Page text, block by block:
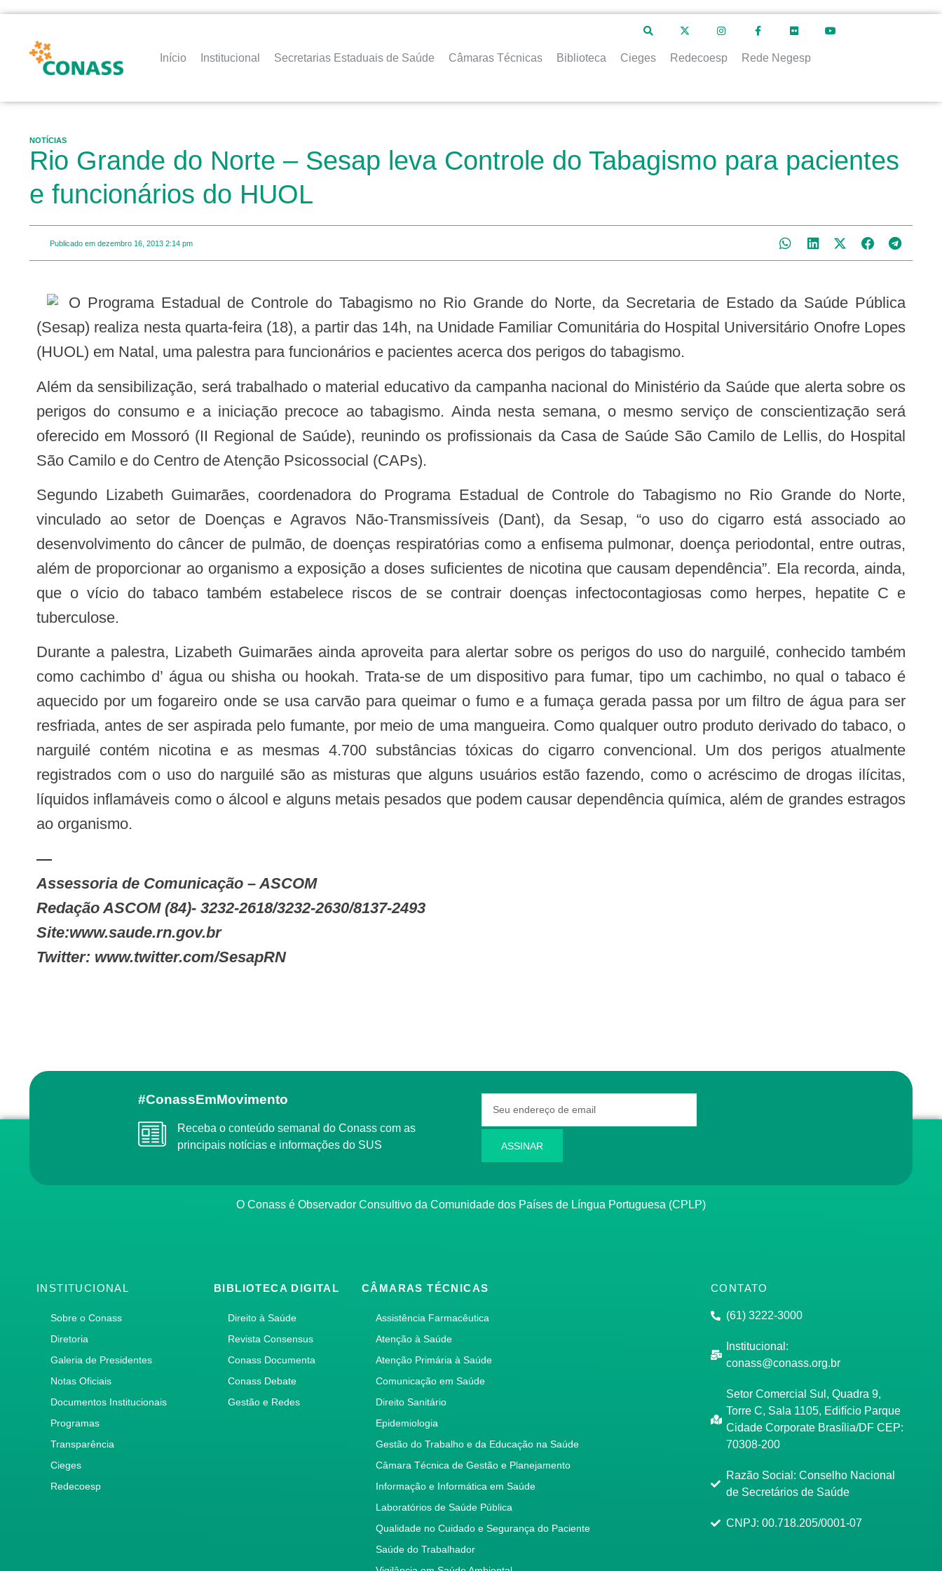
Início Institucional Secretarias Estaduais de Saúde Câmaras Técnicas Biblioteca Cieges Redecoesp Rede Negesp
NOTÍCIAS
Rio Grande do Norte – Sesap leva Controle do Tabagismo para pacientes
e funcionários do HUOL
Publicado em dezembro 16, 2013 2:14 pm
O Programa Estadual de Controle do Tabagismo no Rio Grande do Norte, da Secretaria de Estado da Saúde Pública
(Sesap) realiza nesta quarta-feira (18), a partir das 14h, na Unidade Familiar Comunitária do Hospital Universitário Onofre Lopes
(HUOL) em Natal, uma palestra para funcionários e pacientes acerca dos perigos do tabagismo.
Além da sensibilização, será trabalhado o material educativo da campanha nacional do Ministério da Saúde que alerta sobre os
perigos do consumo e a iniciação precoce ao tabagismo. Ainda nesta semana, o mesmo serviço de conscientização será
oferecido em Mossoró (II Regional de Saúde), reunindo os profissionais da Casa de Saúde São Camilo de Lellis, do Hospital
São Camilo e do Centro de Atenção Psicossocial (CAPs).
Segundo Lizabeth Guimarães, coordenadora do Programa Estadual de Controle do Tabagismo no Rio Grande do Norte,
vinculado ao setor de Doenças e Agravos Não-Transmissíveis (Dant), da Sesap, “o uso do cigarro está associado ao
desenvolvimento do câncer de pulmão, de doenças respiratórias como a enfisema pulmonar, doença periodontal, entre outras,
além de proporcionar ao organismo a exposição a doses suficientes de nicotina que causam dependência”. Ela recorda, ainda,
que o vício do tabaco também estabelece riscos de se contrair doenças infectocontagiosas como herpes, hepatite C e
tuberculose.
Durante a palestra, Lizabeth Guimarães ainda aproveita para alertar sobre os perigos do uso do narguilé, conhecido também
como cachimbo d’ água ou shisha ou hookah. Trata-se de um dispositivo para fumar, tipo um cachimbo, no qual o tabaco é
aquecido por um fogareiro onde se usa carvão para queimar o fumo e a fumaça gerada passa por um filtro de água para ser
resfriada, antes de ser aspirada pelo fumante, por meio de uma mangueira. Como qualquer outro produto derivado do tabaco, o
narguilé contém nicotina e as mesmas 4.700 substâncias tóxicas do cigarro convencional. Um dos perigos atualmente
registrados com o uso do narguilé são as misturas que alguns usuários estão fazendo, como o acréscimo de drogas ilícitas,
líquidos inflamáveis como o álcool e alguns metais pesados que podem causar dependência química, além de grandes estragos
ao organismo.
—
Assessoria de Comunicação – ASCOM
Redação ASCOM (84)- 3232-2618/3232-2630/8137-2493
Site:www.saude.rn.gov.br
Twitter: www.twitter.com/SesapRN
#ConassEmMovimento
Receba o conteúdo semanal do Conass com as
principais notícias e informações do SUS
ASSINAR
O Conass é Observador Consultivo da Comunidade dos Países de Língua Portuguesa (CPLP)
INSTITUCIONAL
Sobre o Conass
Diretoria
Galeria de Presidentes
Notas Oficiais
Documentos Institucionais
Programas
Transparência
Cieges
Redecoesp
BIBLIOTECA DIGITAL
Direito à Saúde
Revista Consensus
Conass Documenta
Conass Debate
Gestão e Redes
CÂMARAS TÉCNICAS
Assistência Farmacêutica
Atenção à Saúde
Atenção Primária à Saúde
Comunicação em Saúde
Direito Sanitário
Epidemiologia
Gestão do Trabalho e da Educação na Saúde
Câmara Técnica de Gestão e Planejamento
Informação e Informática em Saúde
Laboratórios de Saúde Pública
Qualidade no Cuidado e Segurança do Paciente
Saúde do Trabalhador
CONTATO
(61) 3222-3000
Institucional:
conass@conass.org.br
Setor Comercial Sul, Quadra 9,
Torre C, Sala 1105, Edifício Parque
Cidade Corporate Brasília/DF CEP:
70308-200
Razão Social: Conselho Nacional
de Secretários de Saúde
CNPJ: 00.718.205/0001-07